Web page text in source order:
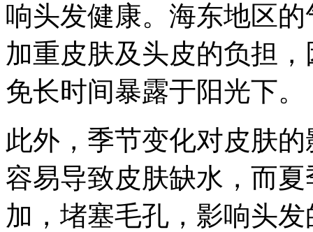
响头发健康。海东地区
加重皮肤及头皮的负担
免长时间暴露于阳光下。
此外，季节变化对皮肤
容易导致皮肤缺水，而
加，堵塞毛孔，影响头